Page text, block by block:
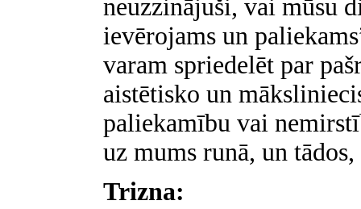
neuzzinājuši, vai mūsu
ievērojams un
varam spriedelēt par
aistētisko un
paliekamību vai
uz mums runā, un
Trizna: